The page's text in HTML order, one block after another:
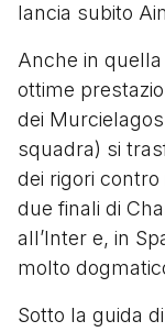
lancia subito
Anche in
ottime
dei
squadra) si
dei rigori
due finali di
all’Inter e, in
molto
Sotto la guida